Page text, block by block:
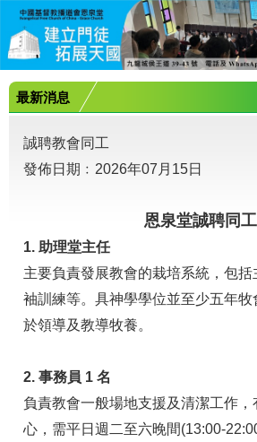
最新消息
誠聘教會同工
發佈日期﹕2026年07月15日
恩泉堂誠聘同工
1. 助理堂主任
主要負責發展教會的栽培系統，包
袖訓練等。具神學學位並至少五年
於領導及教導牧養。
2. 事務員 1 名
負責教會一般場地支援及清潔工作
心，需平日週二至六晚間(13:00-